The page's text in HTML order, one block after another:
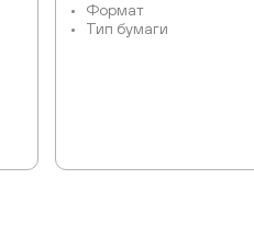
Формат
Тип бумаги